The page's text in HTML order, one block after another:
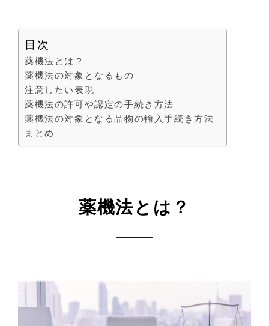
目次
薬機法とは？
薬機法の対象となるもの
注意したい表現
薬機法の許可や認定の手続き方法
薬機法の対象となる品物の輸入手続き方法
まとめ
薬機法とは？